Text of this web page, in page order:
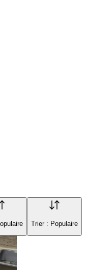
Trier : Populaire